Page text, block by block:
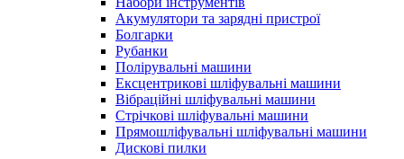
Акумулятори та зарядні пристрої
Болгарки
Рубанки
Полірувальні машини
Ексцентрикові шліфувальні машини
Вібраційні шліфувальні машини
Стрічкові шліфувальні машини
Прямошліфувальні шліфувальні машини
Дискові пилки